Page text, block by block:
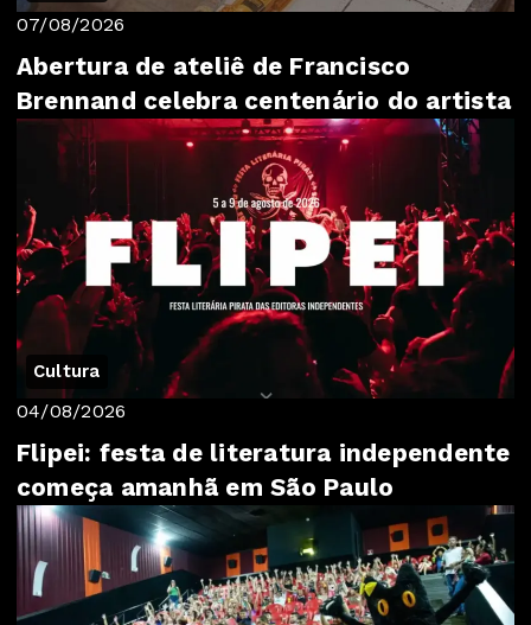
07/08/2026
Abertura de ateliê de Francisco
Brennand celebra centenário do artista
Cultura
04/08/2026
Flipei: festa de literatura independente
começa amanhã em São Paulo